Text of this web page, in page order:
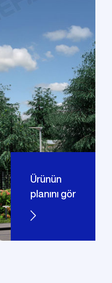
Binaları
Duş Binaları
Bungalov
Ürünün
planını gör